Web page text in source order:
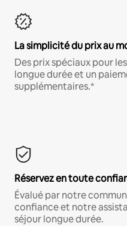
La simplicité du prix au
Des prix spéciaux pour
longue durée et un
supplémentaires.*
Réservez en toute
Évalué par notre
confiance et notre
séjour longue durée.